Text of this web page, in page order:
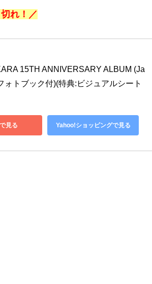
れ！／
15TH ANNIVERSARY ALBUM (Ja
トブック付)(特典:ビジュアルシート
見る Yahoo!ショッピングで見る